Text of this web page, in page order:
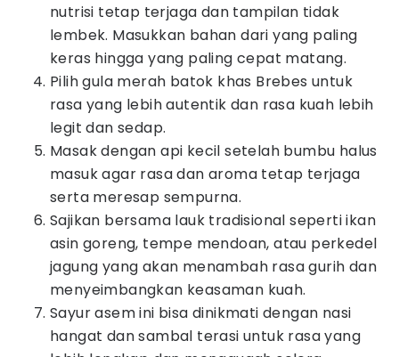
nutrisi tetap terjaga dan tampilan tidak
lembek. Masukkan bahan dari yang paling
keras hingga yang paling cepat matang.
Pilih gula merah batok khas Brebes untuk
rasa yang lebih autentik dan rasa kuah lebih
legit dan sedap.
Masak dengan api kecil setelah bumbu halus
masuk agar rasa dan aroma tetap terjaga
serta meresap sempurna.
Sajikan bersama lauk tradisional seperti ikan
asin goreng, tempe mendoan, atau perkedel
jagung yang akan menambah rasa gurih dan
menyeimbangkan keasaman kuah.
Sayur asem ini bisa dinikmati dengan nasi
hangat dan sambal terasi untuk rasa yang